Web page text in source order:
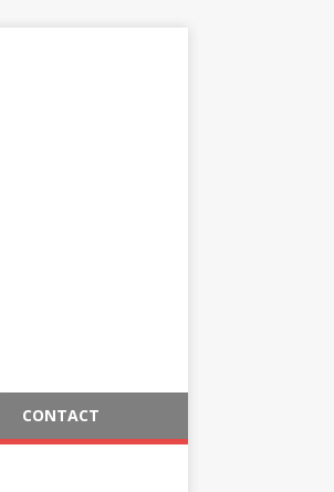
CONTACT